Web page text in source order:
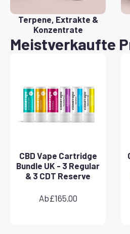
Terpene, Extrakte &
Konzentrate
Meistverkaufte
CBD Vape Cartridge
Bundle UK - 3 Regular
& 3 CDT Reserve
Ab£165.00